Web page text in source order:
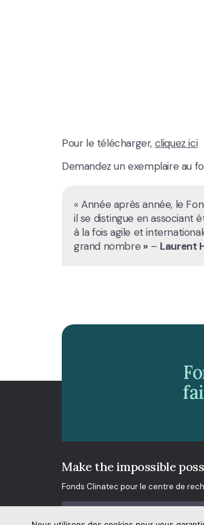
Pour le télécharger, cliquez ici
Demandez un exemplaire au
« Année après année, le
il se distingue en associant
à la fois agile et
grand nombre » – Laurent
Make the impossible
Fonds Clinatec pour le centre de